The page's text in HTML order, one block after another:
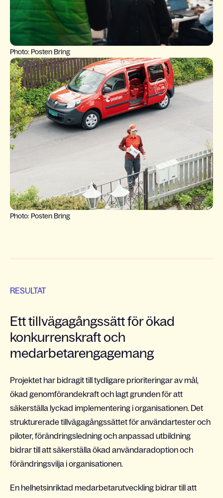
Photo: Posten Bring
Photo: Posten Bring
RESULTAT
Ett tillvägagångssätt för ökad
konkurrenskraft och
medarbetarengagemang
Projektet har bidragit till tydligare prioriteringar av mål,
ökad genomförandekraft och lagt grunden för att
säkerställa lyckad implementering i organisationen. Det
strukturerade tillvägagångssättet för användartester och
piloter, förändringsledning och anpassad utbildning
bidrar till att säkerställa ökad användaradoption och
förändringsvilja i organisationen.
En helhetsinriktad medarbetarutveckling bidrar till att